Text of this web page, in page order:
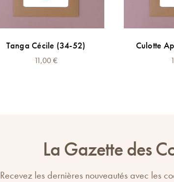
Tanga Cécile (34-52)
11,00€
Culotte
La Gazette des
Recevez les dernières nouveautés avec les